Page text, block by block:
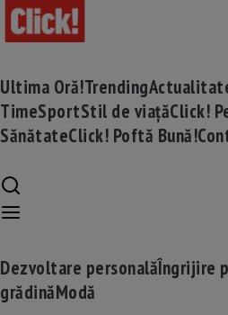
Ultima Oră!Trending
TimeSportStil de viațăClick!
SănătateClick! Poftă Bună!
Dezvoltare personalăÎngrijire
grădinăModă